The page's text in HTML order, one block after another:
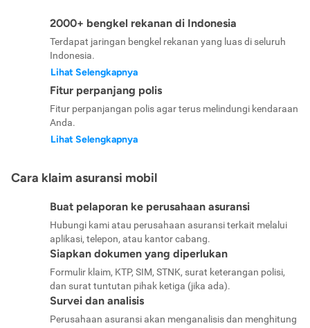
2000+ bengkel rekanan di Indonesia
Terdapat jaringan bengkel rekanan yang luas di seluruh
Indonesia.
Lihat Selengkapnya
Fitur perpanjang polis
Fitur perpanjangan polis agar terus melindungi kendaraan
Anda.
Lihat Selengkapnya
Cara klaim asuransi mobil
Buat pelaporan ke perusahaan asuransi
Hubungi kami atau perusahaan asuransi terkait melalui
aplikasi, telepon, atau kantor cabang.
Siapkan dokumen yang diperlukan
Formulir klaim, KTP, SIM, STNK, surat keterangan polisi,
dan surat tuntutan pihak ketiga (jika ada).
Survei dan analisis
Perusahaan asuransi akan menganalisis dan menghitung